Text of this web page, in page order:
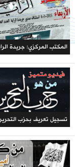
المكتبة الحزبية